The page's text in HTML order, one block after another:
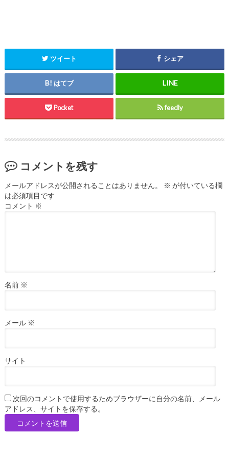
ツイート シェア
はてブ
Pocket feedly
コメントを残す
メールアドレスが公開されることはありません。 ※ が付いている欄
は必須項目です
コメント ※
名前 ※
メール ※
サイト
次回のコメントで使用するためブラウザーに自分の名前、メール
アドレス、サイトを保存する。